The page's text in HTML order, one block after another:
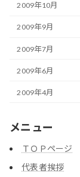
2009年10月
2009年9月
2009年7月
2009年6月
2009年4月
メニュー
ＴＯＰページ
代表者挨拶